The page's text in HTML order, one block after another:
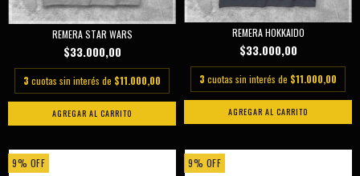
REMERA STAR WARS
$33.000,00
3 cuotas sin interés de $11.000,00
AGREGAR AL CARRITO
REMERA HOKKAIDO
$33.000,00
3 cuotas sin interés de $11.000,00
AGREGAR AL CARRITO
9% OFF 9% OFF